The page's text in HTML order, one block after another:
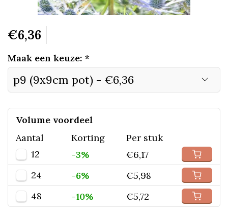
€6,36
Maak een keuze: *
Volume voordeel
Aantal
Korting
Per stuk
12
-3%
€6,17
24
-6%
€5,98
48
-10% €5,72